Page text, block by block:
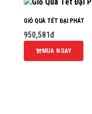
GIỎ QUÀ TẾT ĐẠI PHÁT
950,581đ
MUA NGAY